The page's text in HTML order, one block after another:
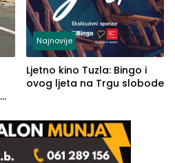
Najnovije
Ljetno kino Tuzla: Bingo i
ovog ljeta na Trgu slobode